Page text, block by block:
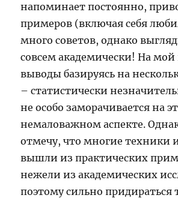
напоминает постоянно,
примеров (включая себя
много советов, однако
совсем академически! На мой
выводы базируясь на
– статистически
не особо заморачивается на
немаловажном аспекте.
отмечу, что многие техники
вышли из практических
нежели из академических
поэтому сильно придираться